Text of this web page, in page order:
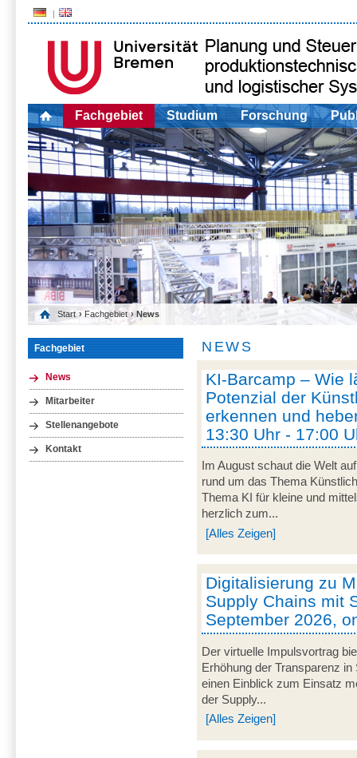
Fachgebiet Studium Forschung
Start › Fachgebiet › News
Fachgebiet
News
Mitarbeiter
Stellenangebote
Kontakt
NEWS
KI-Barcamp – Wie
Potenzial der
erkennen und
13:30 Uhr - 17:00
Im August schaut die Welt
rund um das Thema
Thema KI für kleine und
herzlich zum...
[Alles Zeigen]
Digitalisierung zu
Supply Chains mit
September 2026,
Der virtuelle Impulsvortrag
Erhöhung der Transparenz
einen Einblick zum Einsatz
der Supply...
[Alles Zeigen]